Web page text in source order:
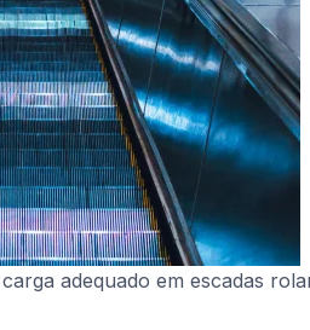
adequado em escadas